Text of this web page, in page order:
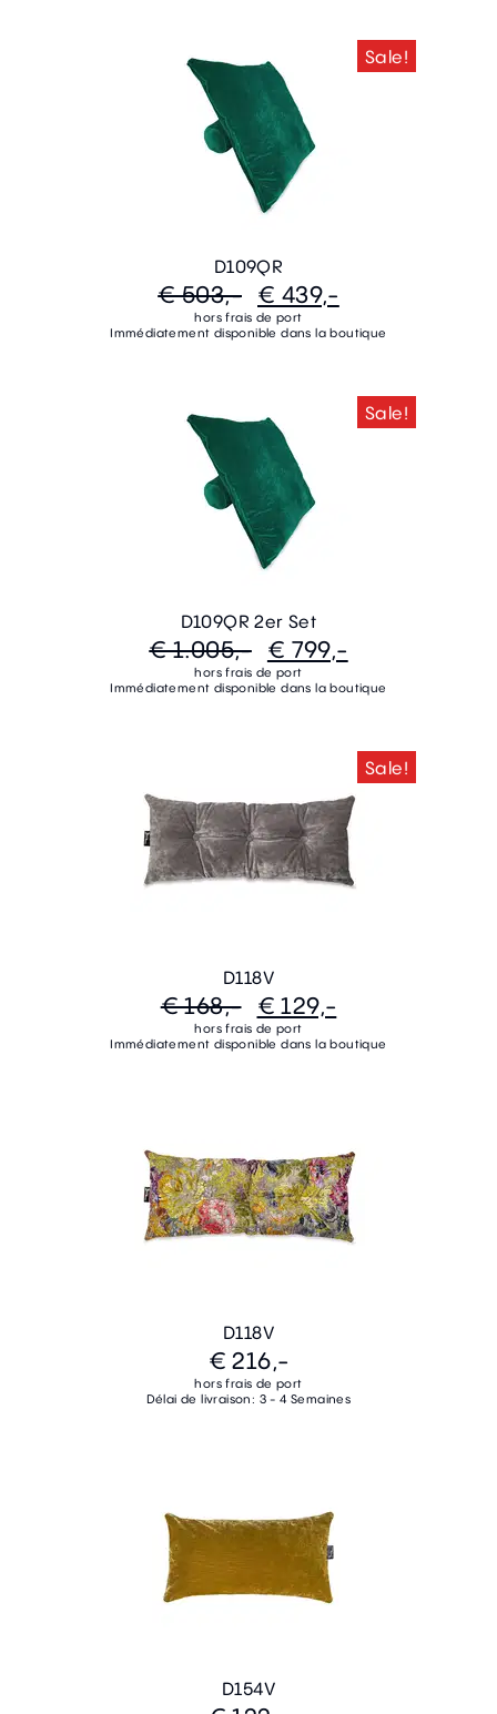
Sale!
D109QR
€ 503,- € 439,-
hors frais de port
Immédiatement disponible dans la boutique
Sale!
D109QR 2er Set
€ 1.005,- € 799,-
hors frais de port
Immédiatement disponible dans la boutique
Sale!
D118V
€ 168,- € 129,-
hors frais de port
Immédiatement disponible dans la boutique
D118V
€ 216,-
hors frais de port
Délai de livraison: 3 - 4 Semaines
D154V